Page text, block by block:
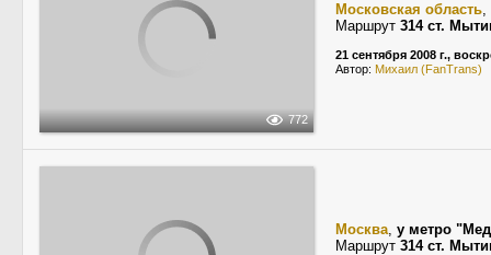
772
Московская область,
Маршрут 314 ст.
21 сентября 2008 г.,
Автор: Михаил (FanTrans)
Москва, у метро
Маршрут 314 ст.